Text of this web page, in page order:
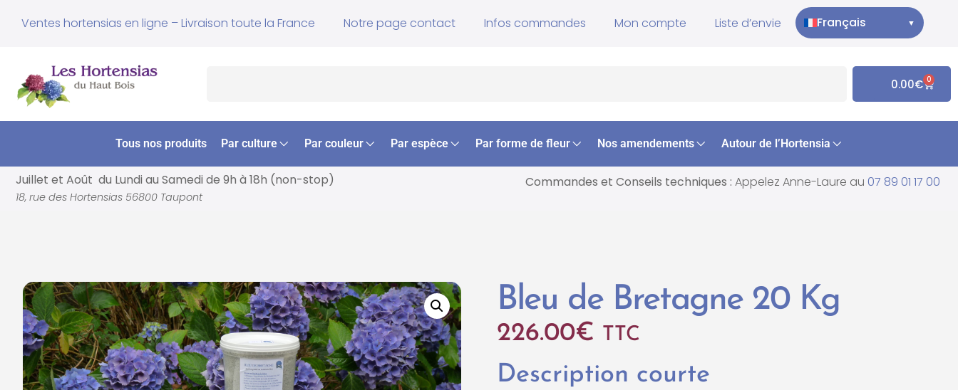
Ventes hortensias en ligne – Livraison toute la France Notre page contact Infos commandes Mon compte Liste d’envie Français ▼
0.00€ 0
Tous nos produits Par culture Par couleur Par espèce Par forme de fleur Nos amendements Autour de l’Hortensia
Juillet et Août du Lundi au Samedi de 9h à 18h (non-stop)
18, rue des Hortensias 56800 Taupont
Commandes et Conseils techniques : Appelez Anne-Laure au 07 89 01 17 00
Bleu de Bretagne 20 Kg
226.00€ TTC
Description courte